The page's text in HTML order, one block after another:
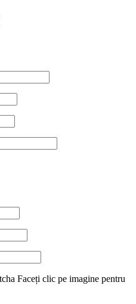
Faceți clic pe imagine pentru